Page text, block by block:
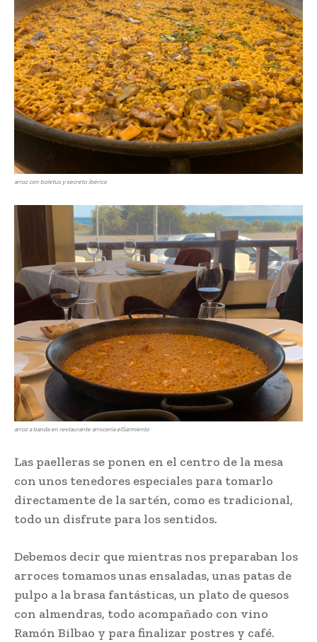
arroz con boletus y secreto ibérico
arroz a banda en restaurante arrocería elSarmiento
Las paelleras se ponen en el centro de la mesa
con unos tenedores especiales para tomarlo
directamente de la sartén, como es tradicional,
todo un disfrute para los sentidos.
Debemos decir que mientras nos preparaban los
arroces tomamos unas ensaladas, unas patas de
pulpo a la brasa fantásticas, un plato de quesos
con almendras, todo acompañado con vino
Ramón Bilbao y para finalizar postres y café.